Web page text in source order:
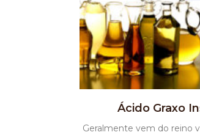
Ácido Graxo
Geralmente vem do reino